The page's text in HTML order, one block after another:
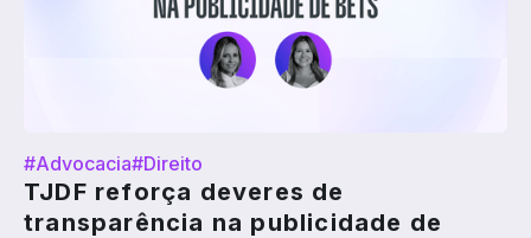
#Advocacia#Direito
TJDF reforça deveres de
transparência na publicidade de